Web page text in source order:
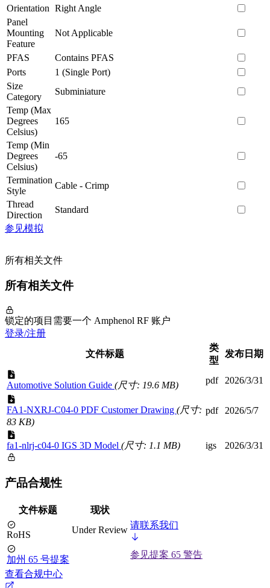
Orientation Right Angle
Panel
Mounting
Feature
Not Applicable
PFAS
Contains PFAS
Ports
1 (Single Port)
Size
Category
Subminiature
Temp (Max
Degrees
Celsius)
165
Temp (Min
Degrees
Celsius)
-65
Termination
Style
Cable - Crimp
Thread
Direction
Standard
参见模拟
所有相关文件
所有相关文件
锁定的项目需要一个 Amphenol RF 账户
登录/注册
文件标题
类
型
发布日期
Automotive Solution Guide (尺寸: 19.6 MB) pdf 2026/3/31
FA1-NXRJ-C04-0 PDF Customer Drawing (尺寸:
83 KB)
pdf 2026/5/7
fa1-nlrj-c04-0 IGS 3D Model (尺寸: 1.1 MB) igs 2026/3/31
产品合规性
文件标题 现状
RoHS Under Review 请联系我们
加州 65 号提案
参见提案 65 警告
查看合规中心